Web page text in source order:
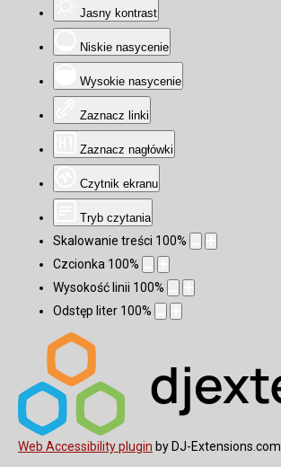
Jasny kontrast
Niskie nasycenie
Wysokie nasycenie
Zaznacz linki
Zaznacz nagłówki
Czytnik ekranu
Tryb czytania
Skalowanie treści 100%
Czcionka 100%
Wysokość linii 100%
Odstęp liter 100%
Web Accessibility plugin by DJ-Extensions.com